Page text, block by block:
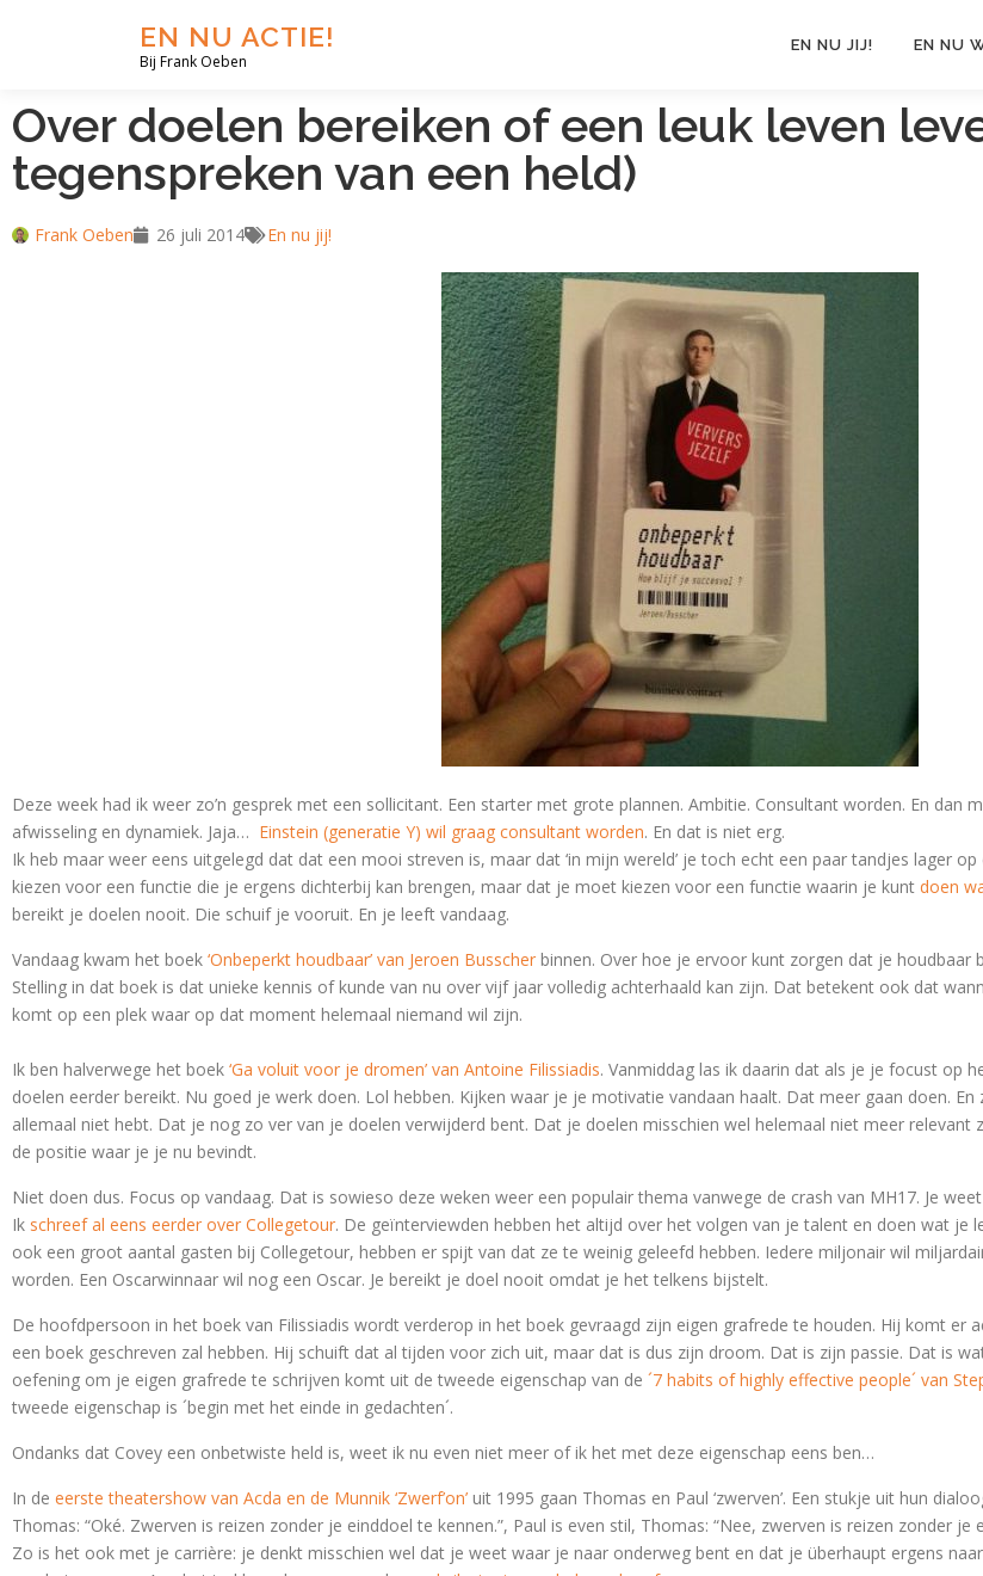
EN NU ACTIE!
Bij Frank Oeben
EN NU JIJ! EN NU
Over doelen bereiken of een leuk leven
tegenspreken van een held)
Frank Oeben 26 juli 2014 En nu jij!
Deze week had ik weer zo’n gesprek met een sollicitant. Een starter met grote plannen. Ambitie. Consultant worden. En dan
afwisseling en dynamiek. Jaja… Einstein (generatie Y) wil graag consultant worden. En dat is niet erg.
Ik heb maar weer eens uitgelegd dat dat een mooi streven is, maar dat ‘in mijn wereld’ je toch echt een paar tandjes lager
kiezen voor een functie die je ergens dichterbij kan brengen, maar dat je moet kiezen voor een functie waarin je kunt doen
bereikt je doelen nooit. Die schuif je vooruit. En je leeft vandaag.
Vandaag kwam het boek ‘Onbeperkt houdbaar’ van Jeroen Busscher binnen. Over hoe je ervoor kunt zorgen dat je
Stelling in dat boek is dat unieke kennis of kunde van nu over vijf jaar volledig achterhaald kan zijn. Dat betekent ook dat
komt op een plek waar op dat moment helemaal niemand wil zijn.
Ik ben halverwege het boek ‘Ga voluit voor je dromen’ van Antoine Filissiadis. Vanmiddag las ik daarin dat als je je focust op
doelen eerder bereikt. Nu goed je werk doen. Lol hebben. Kijken waar je je motivatie vandaan haalt. Dat meer gaan doen.
allemaal niet hebt. Dat je nog zo ver van je doelen verwijderd bent. Dat je doelen misschien wel helemaal niet meer
de positie waar je je nu bevindt.
Niet doen dus. Focus op vandaag. Dat is sowieso deze weken weer een populair thema vanwege de crash van MH17. Je
Ik schreef al eens eerder over Collegetour. De geïnterviewden hebben het altijd over het volgen van je talent en doen wat je
ook een groot aantal gasten bij Collegetour, hebben er spijt van dat ze te weinig geleefd hebben. Iedere miljonair wil
worden. Een Oscarwinnaar wil nog een Oscar. Je bereikt je doel nooit omdat je het telkens bijstelt.
De hoofdpersoon in het boek van Filissiadis wordt verderop in het boek gevraagd zijn eigen grafrede te houden. Hij komt er
een boek geschreven zal hebben. Hij schuift dat al tijden voor zich uit, maar dat is dus zijn droom. Dat is zijn passie. Dat is
oefening om je eigen grafrede te schrijven komt uit de tweede eigenschap van de ´7 habits of highly effective people´ van
tweede eigenschap is ´begin met het einde in gedachten´.
Ondanks dat Covey een onbetwiste held is, weet ik nu even niet meer of ik het met deze eigenschap eens ben…
In de eerste theatershow van Acda en de Munnik ‘Zwerf’on’ uit 1995 gaan Thomas en Paul ‘zwerven’. Een stukje uit hun
Thomas: “Oké. Zwerven is reizen zonder je einddoel te kennen.”, Paul is even stil, Thomas: “Nee, zwerven is reizen zonder je
Zo is het ook met je carrière: je denkt misschien wel dat je weet waar je naar onderweg bent en dat je überhaupt ergens